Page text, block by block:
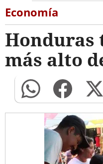
Economía
Honduras
más alto